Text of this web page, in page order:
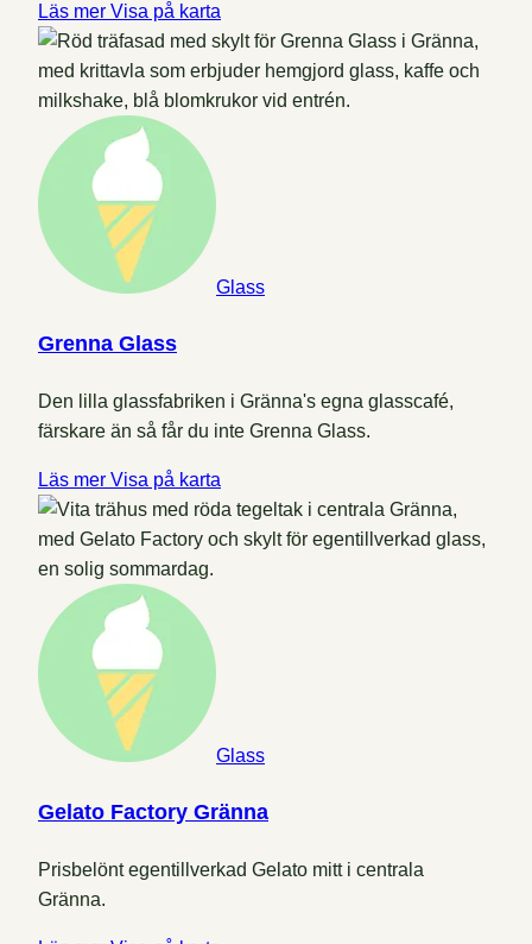
Läs mer Visa på karta
Glass
Grenna Glass
Den lilla glassfabriken i Gränna's egna glasscafé,
färskare än så får du inte Grenna Glass.
Läs mer Visa på karta
Glass
Gelato Factory Gränna
Prisbelönt egentillverkad Gelato mitt i centrala
Gränna.